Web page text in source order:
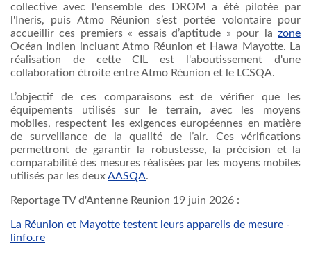
collective avec l'ensemble des DROM a été pilotée par
l'Ineris, puis Atmo Réunion s’est portée volontaire pour
accueillir ces premiers « essais d’aptitude » pour la zone
Océan Indien incluant Atmo Réunion et Hawa Mayotte. La
réalisation de cette CIL est l'aboutissement d'une
collaboration étroite entre Atmo Réunion et le LCSQA.
L’objectif de ces comparaisons est de vérifier que les
équipements utilisés sur le terrain, avec les moyens
mobiles, respectent les exigences européennes en matière
de surveillance de la qualité de l’air. Ces vérifications
permettront de garantir la robustesse, la précision et la
comparabilité des mesures réalisées par les moyens mobiles
utilisés par les deuxAASQA.
Reportage TV d'Antenne Reunion 19 juin 2026 :
La Réunion et Mayotte testent leurs appareils de mesure -
linfo.re